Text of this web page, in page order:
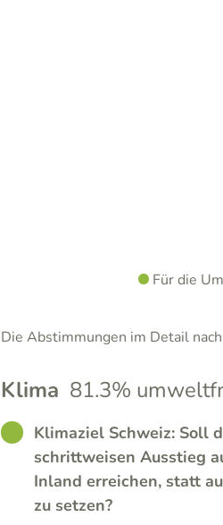
Für die
Die Abstimmungen im Detail
Klima 81.3%
GOODKlimaziel Schweiz: Soll
schrittweisen Ausstieg
Inland erreichen, statt
zu setzen?